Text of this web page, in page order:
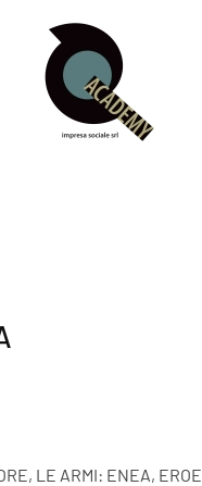
LE ARMI: ENEA, EROE